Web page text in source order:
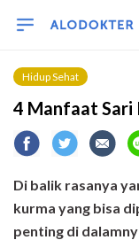
Hidup Sehat
4 Manfaat Sari
Di balik rasanya
kurma yang bisa
penting di